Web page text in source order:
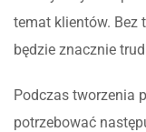
temat klientów. Bez
będzie znacznie
Podczas tworzenia
potrzebować